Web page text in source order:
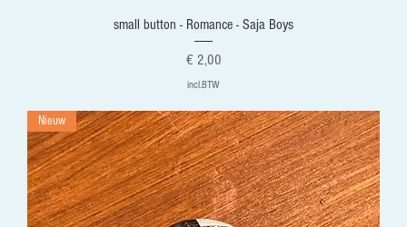
small button - Romance - Saja Boys
Prijs
€ 2,00
incl.BTW
Nieuw